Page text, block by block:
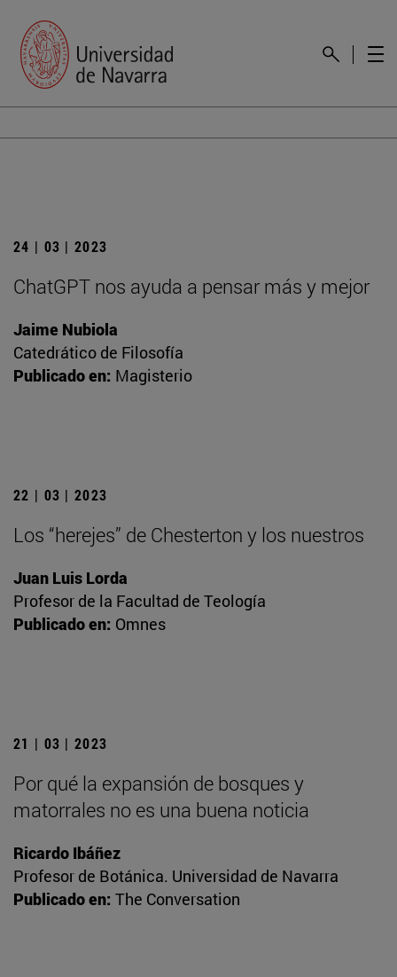
24 | 03 | 2023
ChatGPT nos ayuda a pensar más y mejor
Jaime Nubiola
Catedrático de Filosofía
Publicado en: Magisterio
22 | 03 | 2023
Los “herejes” de Chesterton y los nuestros
Juan Luis Lorda
Profesor de la Facultad de Teología
Publicado en: Omnes
21 | 03 | 2023
Por qué la expansión de bosques y
matorrales no es una buena noticia
Ricardo Ibáñez
Profesor de Botánica. Universidad de Navarra
Publicado en: The Conversation